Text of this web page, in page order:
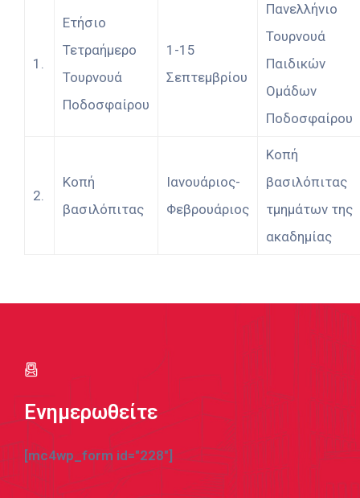
1.
Ετήσιο
Τετραήμερο
Τουρνουά
Ποδοσφαίρου
1-15
Σεπτεμβρίου
Πανελλήνιο
Τουρνουά
Παιδικών
Ομάδων
Ποδοσφαίρου
2.
Κοπή
βασιλόπιτας
Ιανουάριος-
Φεβρουάριος
Κοπή
βασιλόπιτας
τμημάτων της
ακαδημίας
Ενημερωθείτε
[mc4wp_form id="228"]